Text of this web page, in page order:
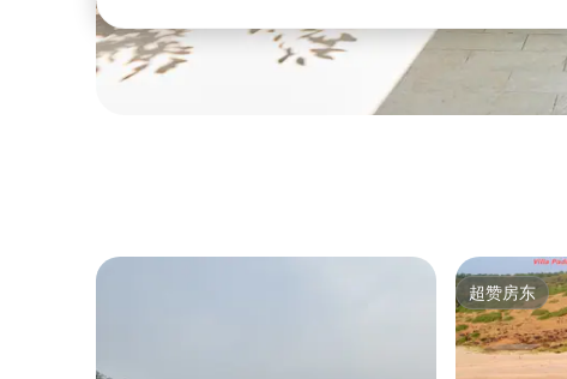
超赞房东
超赞房东